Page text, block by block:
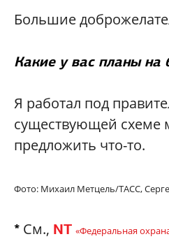
Большие
Какие у вас планы на
Я работал под
существующей схеме
предложить что-то.
Фото: Михаил Метцель/ТАСС, С
* См., NT «Федеральная